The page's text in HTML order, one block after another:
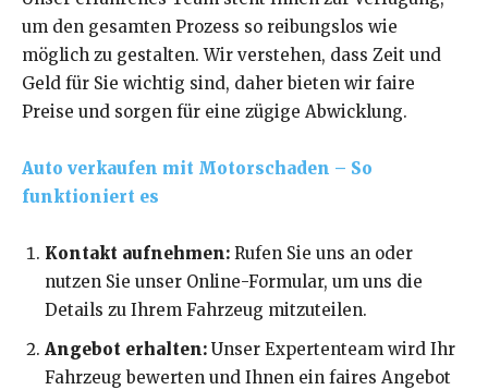
um den gesamten Prozess so reibungslos wie
möglich zu gestalten. Wir verstehen, dass Zeit und
Geld für Sie wichtig sind, daher bieten wir faire
Preise und sorgen für eine zügige Abwicklung.
Auto verkaufen mit Motorschaden – So
funktioniert es
Kontakt aufnehmen: Rufen Sie uns an oder
nutzen Sie unser Online-Formular, um uns die
Details zu Ihrem Fahrzeug mitzuteilen.
Angebot erhalten: Unser Expertenteam wird Ihr
Fahrzeug bewerten und Ihnen ein faires Angebot